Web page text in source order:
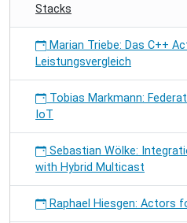
Stacks
Marian Triebe: Das C++
Leistungsvergleich
Tobias Markmann:
IoT
Sebastian Wölke:
with Hybrid Multicast
Raphael Hiesgen: Actors